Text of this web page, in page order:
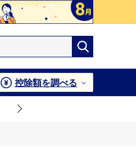
控除額を調べる